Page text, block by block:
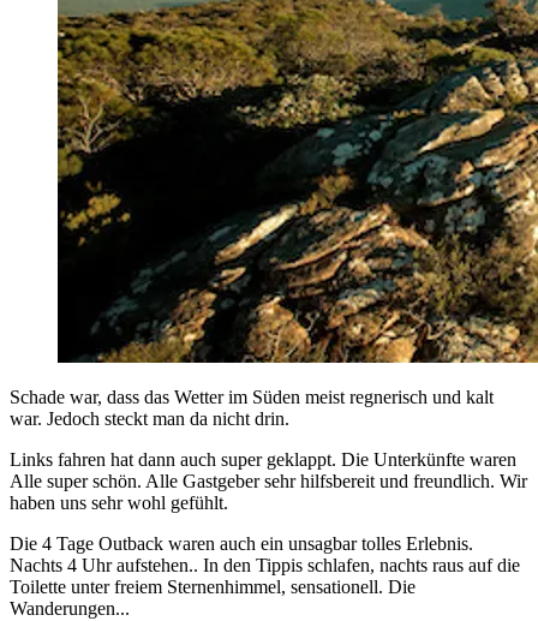
Schade war, dass das Wetter im Süden meist regnerisch und kalt
war. Jedoch steckt man da nicht drin.
Links fahren hat dann auch super geklappt. Die Unterkünfte waren
Alle super schön. Alle Gastgeber sehr hilfsbereit und freundlich. Wir
haben uns sehr wohl gefühlt.
Die 4 Tage Outback waren auch ein unsagbar tolles Erlebnis.
Nachts 4 Uhr aufstehen.. In den Tippis schlafen, nachts raus auf die
Toilette unter freiem Sternenhimmel, sensationell. Die
Wanderungen...